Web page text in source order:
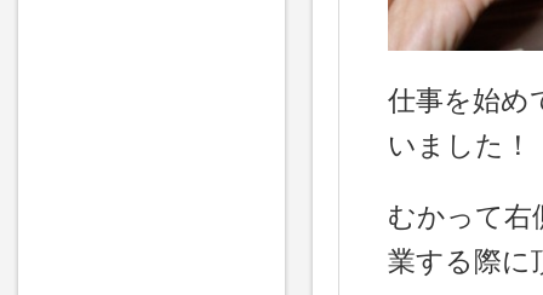
仕事を始め
いました！
むかって右
業する際に